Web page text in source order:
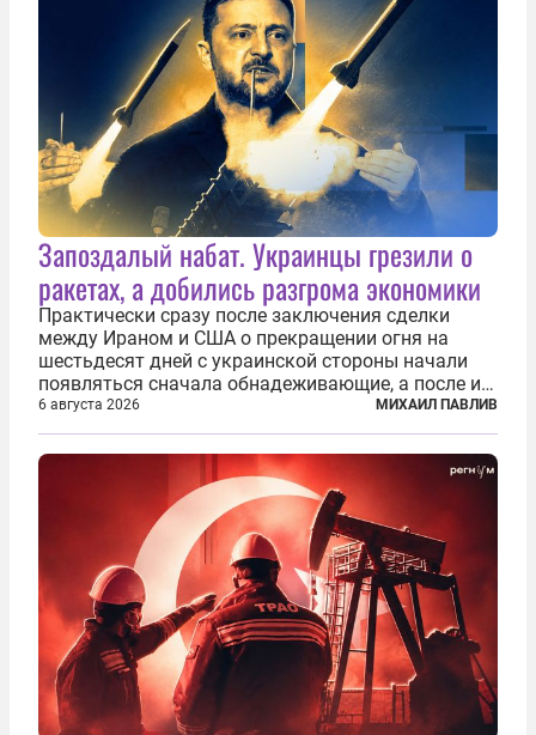
Запоздалый набат. Украинцы грезили о
ракетах, а добились разгрома экономики
Практически сразу после заключения сделки
между Ираном и США о прекращении огня на
шестьдесят дней с украинской стороны начали
появляться сначала обнадеживающие, а после и
вовсе бравурные заявления про некий «перелом»
в войне. Вероятно, в сознании первых лиц
киевского режима и стоящих за ними...
6 августа 2026 МИХАИЛ ПАВЛИВ